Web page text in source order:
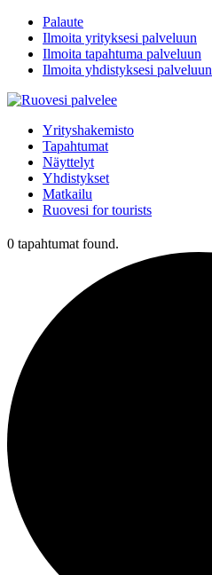
Palaute
Ilmoita yrityksesi palveluun
Ilmoita tapahtuma palveluun
Ilmoita yhdistyksesi palveluun
Yrityshakemisto
Tapahtumat
Näyttelyt
Yhdistykset
Matkailu
Ruovesi for tourists
0 tapahtumat found.